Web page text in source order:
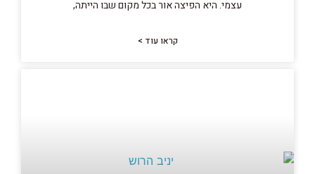
עצמי. היא הפיצה אור בכל מקום שבו הייתה,
קראו עוד >